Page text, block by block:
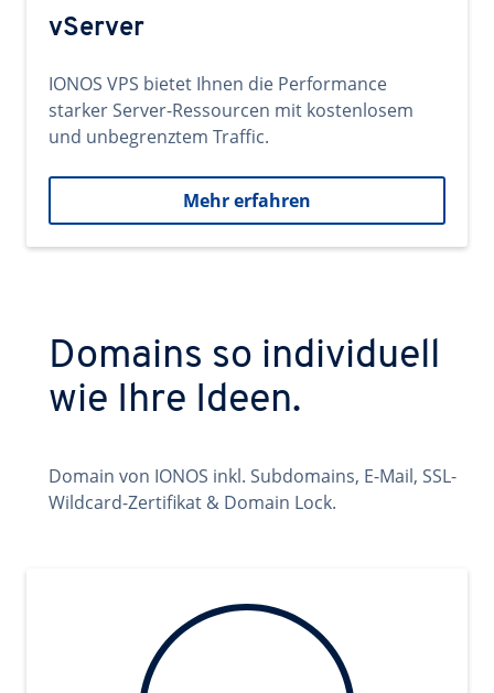
vServer
IONOS VPS bietet Ihnen die Performance
starker Server-Ressourcen mit kostenlosem
und unbegrenztem Traffic.
Mehr erfahren
Domains so individuell
wie Ihre Ideen.
Domain von IONOS inkl. Subdomains, E-Mail, SSL-
Wildcard-Zertifikat & Domain Lock.